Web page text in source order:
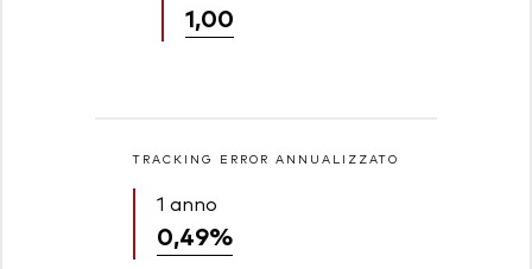
1,00
TRACKING ERROR ANNUALIZZATO
1 anno
0,49%